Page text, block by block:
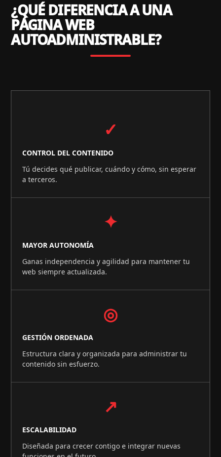
¿QUÉ DIFERENCIA A UNA
PÁGINA WEB
AUTOADMINISTRABLE?
✓
CONTROL DEL CONTENIDO
Tú decides qué publicar, cuándo y cómo, sin esperar
a terceros.
✦
MAYOR AUTONOMÍA
Ganas independencia y agilidad para mantener tu
web siempre actualizada.
◎
GESTIÓN ORDENADA
Estructura clara y organizada para administrar tu
contenido sin esfuerzo.
↗
ESCALABILIDAD
Diseñada para crecer contigo e integrar nuevas